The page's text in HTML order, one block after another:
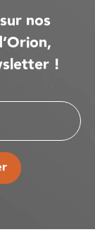
nos
!